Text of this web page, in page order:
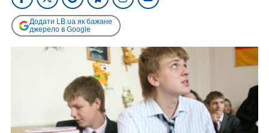
Додати LB.ua як бажане
джерело в Google